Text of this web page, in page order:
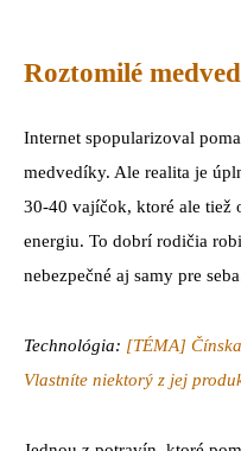
Roztomilé
Internet spopularizoval
medvedíky. Ale realita je
30-40 vajíčok, ktoré ale tiež
energiu. To dobrí rodičia
nebezpečné aj samy pre
Technológia: [TÉMA]
Vlastníte niektorý z jej